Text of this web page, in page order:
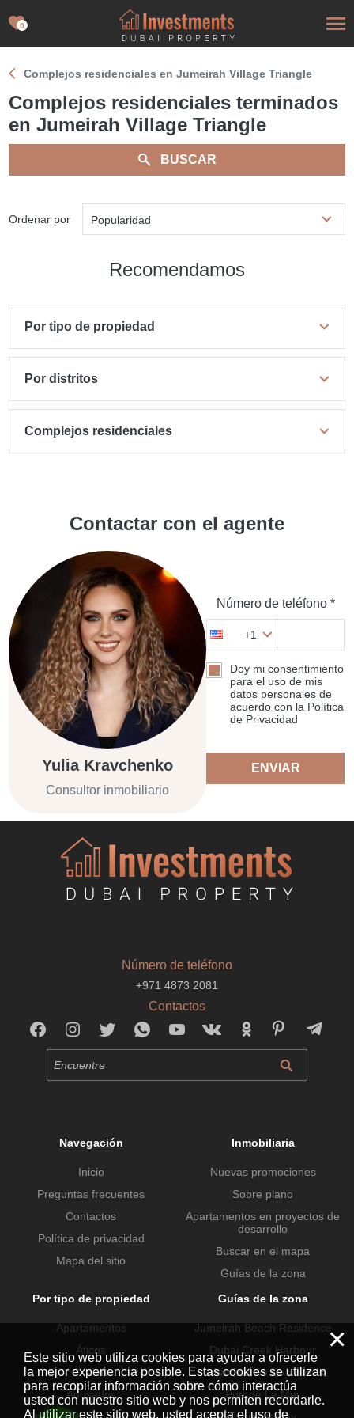
0
Complejos residenciales en Jumeirah Village Triangle
Complejos residenciales terminados
en Jumeirah Village Triangle
BUSCAR
Ordenar por Popularidad
Recomendamos
Por tipo de propiedad
Por distritos
Complejos residenciales
Contactar con el agente
Yulia Kravchenko
Consultor inmobiliario
Número de teléfono *
+1
Doy mi consentimiento
para el uso de mis
datos personales de
acuerdo con la Política
de Privacidad
ENVIAR
Número de teléfono
+971 4873 2081
Contactos
Navegación
Inicio
Preguntas frecuentes
Contactos
Política de privacidad
Mapa del sitio
Inmobiliaria
Nuevas promociones
Sobre plano
Apartamentos en proyectos de
desarrollo
Buscar en el mapa
Guías de la zona
Por tipo de propiedad
Apartamentos
Áticos
Chalets
Adosados
Guías de la zona
Jumeirah Beach Residence
Dubai Creek Harbour
Urbanización Dubai Hills
Port de La Mer
×
Este sitio web utiliza cookies para ayudar a ofrecerle
la mejor experiencia posible. Estas cookies se utilizan
para recopilar información sobre cómo interactúa
usted con nuestro sitio web y nos permiten recordarle.
Al utilizar este sitio web, usted acepta el uso de